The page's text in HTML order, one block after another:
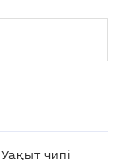
Уақыт чипі